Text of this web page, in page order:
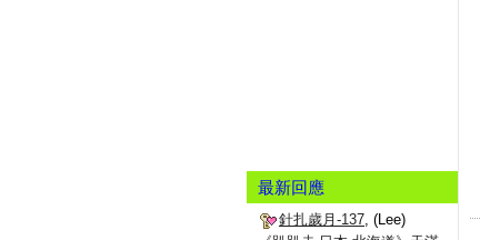
最新回應
針扎歲月-137, (Lee)